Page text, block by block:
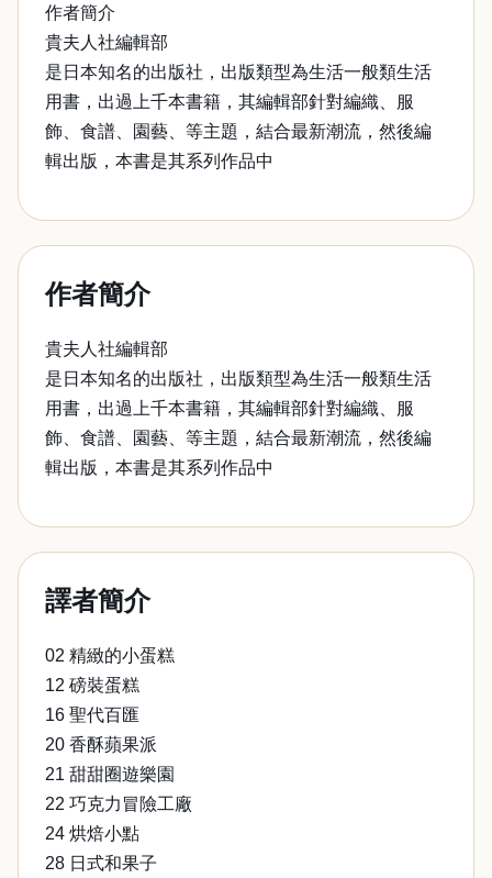
作者簡介
貴夫人社編輯部
是日本知名的出版社，出版類型為生活一般類生活
用書，出過上千本書籍，其編輯部針對編織、服
飾、食譜、園藝、等主題，結合最新潮流，然後編
輯出版，本書是其系列作品中
作者簡介
貴夫人社編輯部
是日本知名的出版社，出版類型為生活一般類生活
用書，出過上千本書籍，其編輯部針對編織、服
飾、食譜、園藝、等主題，結合最新潮流，然後編
輯出版，本書是其系列作品中
譯者簡介
02 精緻的小蛋糕
12 磅裝蛋糕
16 聖代百匯
20 香酥蘋果派
21 甜甜圈遊樂園
22 巧克力冒險工廠
24 烘焙小點
28 日式和果子